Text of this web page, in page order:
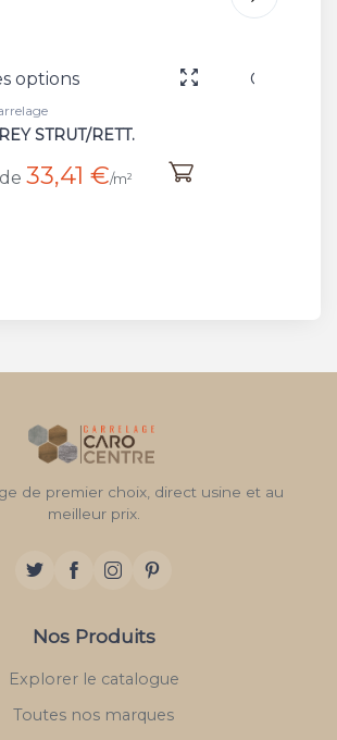
des options
COEM - Carrelage
GREY LUC/RET
à partir de 38,18 €/m²
de premier choix, direct usine et au
meilleur prix.
Nos Produits
Explorer le catalogue
Toutes nos marques